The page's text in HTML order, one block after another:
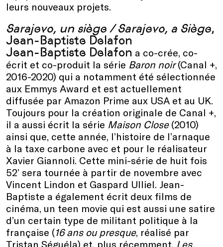
leurs nouveaux projets.
Sarajevo, un siège / Sarajevo, a Siège,
Jean-Baptiste Delafon
Jean-Baptiste Delafon a co-crée, co-
écrit et co-produit la série Baron noir(Canal +,
2016-2020) qui a notamment été sélectionnée
aux Emmys Award et est actuellement
diffusée par Amazon Prime aux USA et au UK.
Toujours pour la création originale de Canal +,
il a aussi écrit la série Maison Close(2010)
ainsi que, cette année, l’histoire de l’arnaque
à la taxe carbone avec et pour le réalisateur
Xavier Giannoli. Cette mini-série de huit fois
52’ sera tournée à partir de novembre avec
Vincent Lindon et Gaspard Ulliel. Jean-
Baptiste a également écrit deux films de
cinéma, un teen movie qui est aussi une satire
d’un certain type de militant politique à la
française (16 ans ou presque, réalisé par
Tristan Séguéla) et, plus récemment, Les